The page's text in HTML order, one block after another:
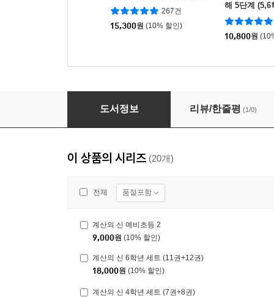
267건
15,300원 (10% 할인)
해 5단계 (5,6
10,800원
계산의 신 10
도서정보 리뷰/한줄평 (1/0)
이 상품의 시리즈 (20개)
전체 품절포함
계산의 신 예비초등 2
9,000원 (10% 할인)
계산의 신 6학년 세트 (11권+12권)
18,000원 (10% 할인)
계산의 신 4학년 세트 (7권+8권)